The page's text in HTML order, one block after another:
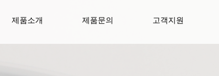
제품소개 제품문의 고객지원